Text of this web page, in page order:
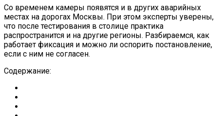
Со временем камеры появятся и в других аварийных
местах на дорогах Москвы. При этом эксперты уверены,
что после тестирования в столице практика
распространится и на другие регионы. Разбираемся, как
работает фиксация и можно ли оспорить постановление,
если с ним не согласен.
Содержание: